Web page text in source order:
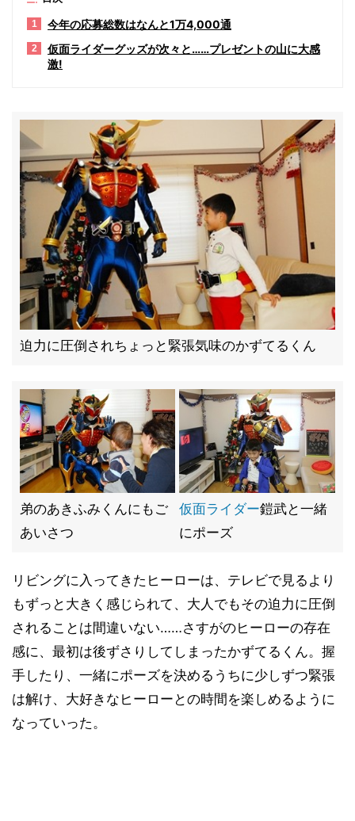
1 今年の応募総数はなんと1万4,000通
2
仮面ライダーグッズが次々と……プレゼントの山に大感
激!
迫力に圧倒されちょっと緊張気味のかずてるくん
弟のあきふみくんにもご
あいさつ
仮面ライダー鎧武と一緒
にポーズ
リビングに入ってきたヒーローは、テレビで見るより
もずっと大きく感じられて、大人でもその迫力に圧倒
されることは間違いない……さすがのヒーローの存在
感に、最初は後ずさりしてしまったかずてるくん。握
手したり、一緒にポーズを決めるうちに少しずつ緊張
は解け、大好きなヒーローとの時間を楽しめるように
なっていった。